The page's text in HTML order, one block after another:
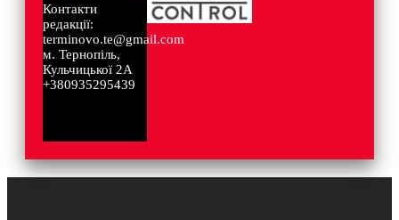
Контакти
редакції:
terminovo.te@gmail.com
м. Тернопіль,
Кульчицької 2А
+380935295439